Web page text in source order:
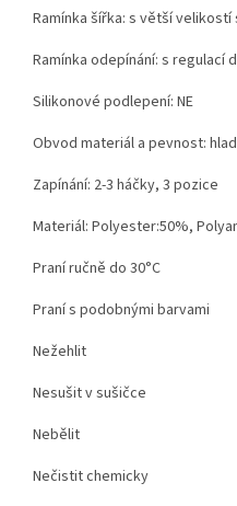
Ramínka šířka: s větší
Ramínka odepínání: s regulací
Silikonové podlepení: NE
Obvod materiál a pevnost:
Zapínání: 2-3 háčky, 3 pozice
Materiál: Polyester:50%,
Praní ručně do 30°C
Praní s podobnými barvami
Nežehlit
Nesušit v sušičce
Nebělit
Nečistit chemicky